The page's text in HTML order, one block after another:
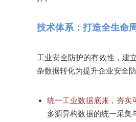
技术体系：打造全生命
工业安全防护的有效性，建
杂数据转化为提升企业安全
统一工业数据底账，夯实
多源异构数据的统一采集